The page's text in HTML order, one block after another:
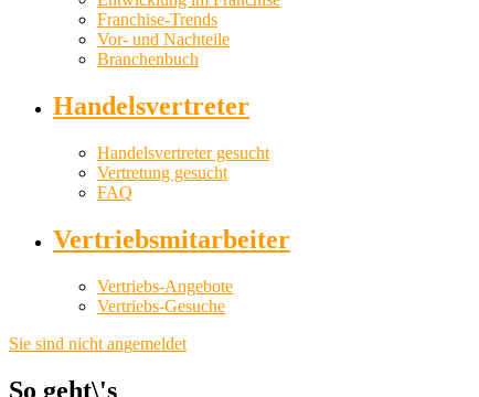
Franchise-Trends
Vor- und Nachteile
Branchenbuch
Handelsvertreter
Handelsvertreter gesucht
Vertretung gesucht
FAQ
Vertriebsmitarbeiter
Vertriebs-Angebote
Vertriebs-Gesuche
Sie sind nicht angemeldet
So geht\'s